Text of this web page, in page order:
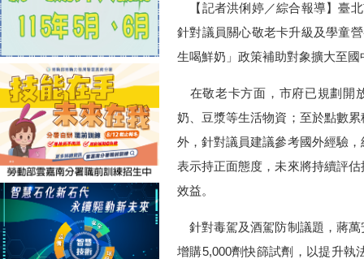
【記者洪俐婷／綜合報導】臺
針對議員關心敬老卡升級及學童
生喝鮮奶」政策補助對象擴大至
在敬老卡方面，市府已規劃開
奶、豆漿等生活物資；至於點數
外，針對議員建議參考國外經驗
表示持正面態度，未來將持續評
效益。
針對毒駕及酒駕防制議題，蔣萬
增購5,000劑快篩試劑，以提升執